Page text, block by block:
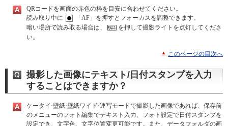
QRコードを画面の赤色の枠を目安に合わせてください。
読み取り中に
「AF」を押すとフォーカスを調整できます。
暗い場所で読み取る場合は、
を押して撮影ライトを点灯してくださ
い。
このページの目次へ
撮影した画像にテキスト/日付スタンプを入力
することはできますか？
ケータイ·壁紙·壁紙ワイド·連写モードで撮影した画像であれば、保存前
のメニューのフォト編集でテキスト入力、フォト設定で日付スタンプを
設定でき、文字色、文字位置変更可能です。また、データフォルダの画